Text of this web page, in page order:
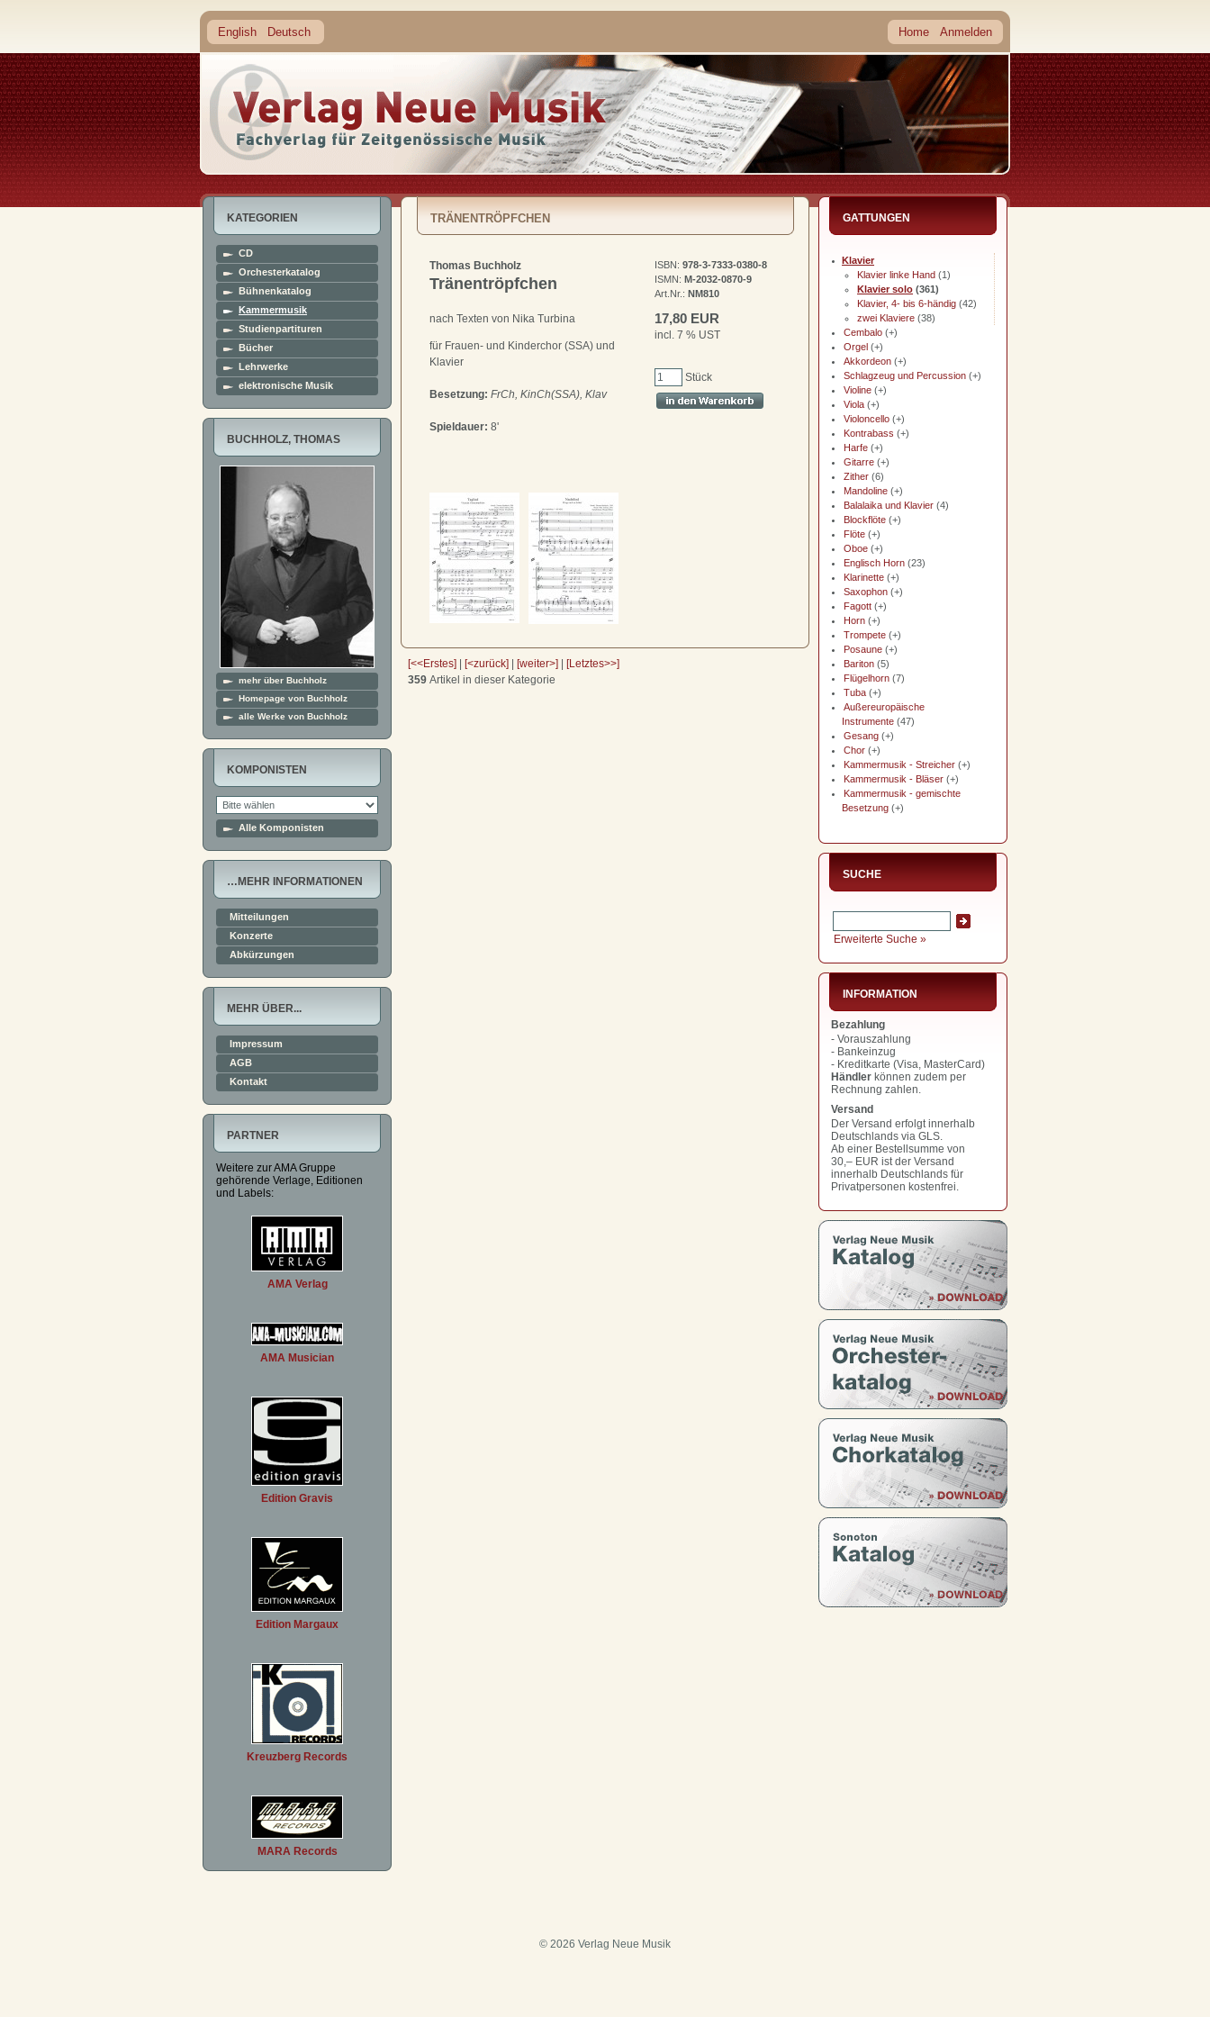
English Deutsch Home Anmelden
KATEGORIEN
CD
Orchesterkatalog
Bühnenkatalog
Kammermusik
Studienpartituren
Bücher
Lehrwerke
elektronische Musik
BUCHHOLZ, THOMAS
mehr über Buchholz
Homepage von Buchholz
alle Werke von Buchholz
KOMPONISTEN
Alle Komponisten
…MEHR INFORMATIONEN
Mitteilungen
Konzerte
Abkürzungen
MEHR ÜBER...
Impressum
AGB
Kontakt
PARTNER
Weitere zur AMA Gruppe
gehörende Verlage, Editionen
und Labels:
AMA Verlag
AMA Musician
Edition Gravis
Edition Margaux
Kreuzberg Records
MARA Records
GATTUNGEN
Klavier
Klavier linke Hand (1)
Klavier solo (361)
Klavier, 4- bis 6-händig (42)
zwei Klaviere (38)
Cembalo (+)
Orgel (+)
Akkordeon (+)
Schlagzeug und Percussion (+)
Violine (+)
Viola (+)
Violoncello (+)
Kontrabass (+)
Harfe (+)
Gitarre (+)
Zither (6)
Mandoline (+)
Balalaika und Klavier (4)
Blockflöte (+)
Flöte (+)
Oboe (+)
Englisch Horn (23)
Klarinette (+)
Saxophon (+)
Fagott (+)
Horn (+)
Trompete (+)
Posaune (+)
Bariton (5)
Flügelhorn (7)
Tuba (+)
Außereuropäische
Instrumente (47)
Gesang (+)
Chor (+)
Kammermusik - Streicher (+)
Kammermusik - Bläser (+)
Kammermusik - gemischte
Besetzung (+)
SUCHE
Erweiterte Suche »
INFORMATION
Bezahlung
- Vorauszahlung
- Bankeinzug
- Kreditkarte (Visa, MasterCard)
Händler können zudem per
Rechnung zahlen.
Versand
Der Versand erfolgt innerhalb
Deutschlands via GLS.
Ab einer Bestellsumme von
30,– EUR ist der Versand
innerhalb Deutschlands für
Privatpersonen kostenfrei.
TRÄNENTRÖPFCHEN
Thomas Buchholz
Tränentröpfchen
nach Texten von Nika Turbina
für Frauen- und Kinderchor (SSA) und
Klavier
Besetzung: FrCh, KinCh(SSA), Klav
ISBN: 978-3-7333-0380-8
ISMN: M-2032-0870-9
Art.Nr.: NM810
17,80 EUR
incl. 7 % UST
Stück
Spieldauer: 8'
[<<Erstes] | [<zurück] | [weiter>] | [Letztes>>]
359 Artikel in dieser Kategorie
© 2026 Verlag Neue Musik